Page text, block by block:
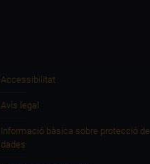
Accessibilitat
Avís legal
Informació bàsica sobre protecció de
dades